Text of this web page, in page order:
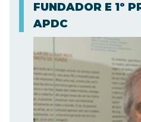
FUNDADOR E 1º
APDC